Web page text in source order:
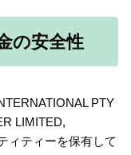
の安全性
PTY
LIMITED,
ィティーを保有して